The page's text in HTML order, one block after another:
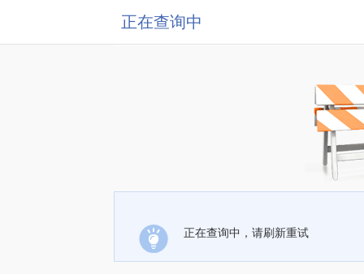
正在查询中
正在查询中，请刷新重试